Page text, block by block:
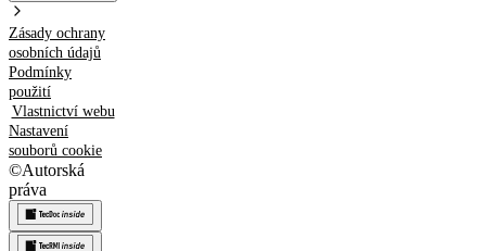
Zásady ochrany
osobních údajů
Podmínky
použití
Vlastnictví webu
Nastavení
souborů cookie
©Autorská
práva